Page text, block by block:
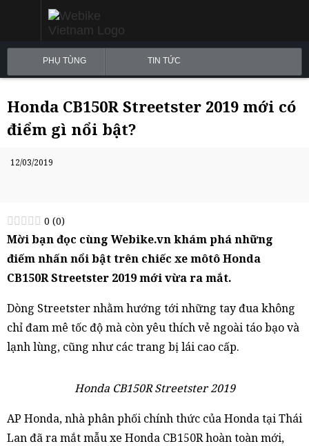
PHỤ TÙNG TIN TỨC
Honda CB150R Streetster 2019 mới có
điểm gì nổi bật?
12/03/2019
0 (0)
Mời bạn đọc cùng Webike.vn khám phá những
điếm nhấn nổi bật trên chiếc xe môtô Honda
CB150R Streetster 2019 mới vừa ra mắt.
Dòng Streetster nhằm hướng tới những tay đua không
chỉ đam mê tốc độ mà còn yêu thích vẻ ngoài táo bạo và
lạnh lùng, cũng như các trang bị lái cao cấp.
Honda CB150R Streetster 2019
AP Honda, nhà phân phối chính thức của Honda tại Thái
Lan đã ra mắt mẫu xe Honda CB150R hoàn toàn mới,